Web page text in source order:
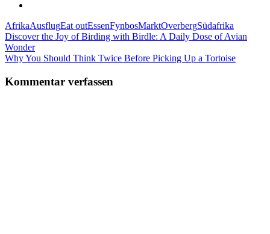
AfrikaAusflugEat outEssenFynbosMarktOverbergSüdafrika
Beitragsnavigation
Vorheriger
Beitrag:
Discover the Joy of Birding with Birdle: A Daily Dose of Avian
Wonder
Nächster
Why You Should Think Twice Before Picking Up a Tortoise
Kommentar verfassen